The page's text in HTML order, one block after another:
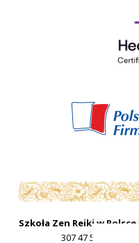
Szkoła Zen Reiki w Polsce
307 47 57